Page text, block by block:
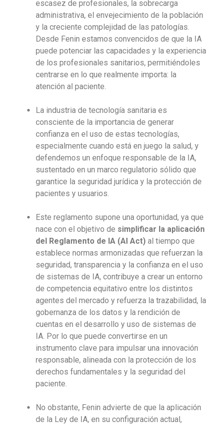
escasez de profesionales, la sobrecarga
administrativa, el envejecimiento de la población
y la creciente complejidad de las patologías.
Desde Fenin estamos convencidos de que la IA
puede potenciar las capacidades y la experiencia
de los profesionales sanitarios, permitiéndoles
centrarse en lo que realmente importa: la
atención al paciente.
La industria de tecnología sanitaria es
consciente de la importancia de generar
confianza en el uso de estas tecnologías,
especialmente cuando está en juego la salud, y
defendemos un enfoque responsable de la IA,
sustentado en un marco regulatorio sólido que
garantice la seguridad jurídica y la protección de
pacientes y usuarios.
Este reglamento supone una oportunidad, ya que
nace con el objetivo de simplificar la aplicación
del Reglamento de IA (AI Act) al tiempo que
establece normas armonizadas que refuerzan la
seguridad, transparencia y la confianza en el uso
de sistemas de IA, contribuye a crear un entorno
de competencia equitativo entre los distintos
agentes del mercado y refuerza la trazabilidad, la
gobernanza de los datos y la rendición de
cuentas en el desarrollo y uso de sistemas de
IA. Por lo que puede convertirse en un
instrumento clave para impulsar una innovación
responsable, alineada con la protección de los
derechos fundamentales y la seguridad del
paciente.
No obstante, Fenin advierte de que la aplicación
de la Ley de IA, en su configuración actual,